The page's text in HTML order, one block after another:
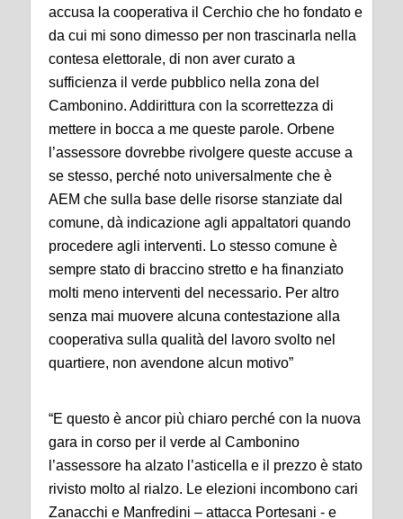
accusa la cooperativa il Cerchio che ho fondato e
da cui mi sono dimesso per non trascinarla nella
contesa elettorale, di non aver curato a
sufficienza il verde pubblico nella zona del
Cambonino. Addirittura con la scorrettezza di
mettere in bocca a me queste parole. Orbene
l’assessore dovrebbe rivolgere queste accuse a
se stesso, perché noto universalmente che è
AEM che sulla base delle risorse stanziate dal
comune, dà indicazione agli appaltatori quando
procedere agli interventi. Lo stesso comune è
sempre stato di braccino stretto e ha finanziato
molti meno interventi del necessario. Per altro
senza mai muovere alcuna contestazione alla
cooperativa sulla qualità del lavoro svolto nel
quartiere, non avendone alcun motivo”
“E questo è ancor più chiaro perché con la nuova
gara in corso per il verde al Cambonino
l’assessore ha alzato l’asticella e il prezzo è stato
rivisto molto al rialzo. Le elezioni incombono cari
Zanacchi e Manfredini – attacca Portesani - e